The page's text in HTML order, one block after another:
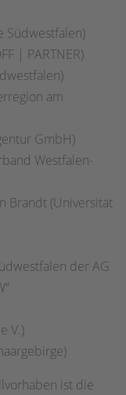
Südwestfalen)
| PARTNER)
am
GmbH)
Westfalen-
Brandt (Universität
der AG
V.)
ist die